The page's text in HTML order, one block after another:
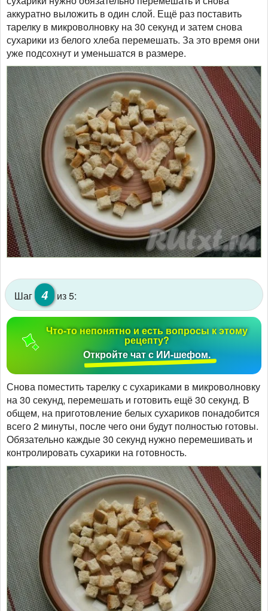
аккуратно выложить в один слой. Ещё раз поставить
тарелку в микроволновку на 30 секунд и затем снова
сухарики из белого хлеба перемешать. За это время они
уже подсохнут и уменьшатся в размере.
Шаг 4 из 5:
Что-то непонятно и есть вопросы к этому
рецепту?
Откройте чат с ИИ-шефом.
Снова поместить тарелку с сухариками в микроволновку
на 30 секунд, перемешать и готовить ещё 30 секунд. В
общем, на приготовление белых сухариков понадобится
всего 2 минуты, после чего они будут полностью готовы.
Обязательно каждые 30 секунд нужно перемешивать и
контролировать сухарики на готовность.